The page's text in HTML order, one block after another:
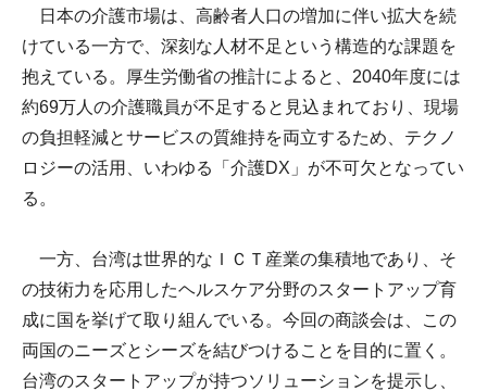
日本の介護市場は、高齢者人口の増加に伴い拡大を続
けている一方で、深刻な人材不足という構造的な課題を
抱えている。厚生労働省の推計によると、2040年度には
約69万人の介護職員が不足すると見込まれており、現場
の負担軽減とサービスの質維持を両立するため、テクノ
ロジーの活用、いわゆる「介護DX」が不可欠となってい
る。
一方、台湾は世界的なＩＣＴ産業の集積地であり、そ
の技術力を応用したヘルスケア分野のスタートアップ育
成に国を挙げて取り組んでいる。今回の商談会は、この
両国のニーズとシーズを結びつけることを目的に置く。
台湾のスタートアップが持つソリューションを提示し、